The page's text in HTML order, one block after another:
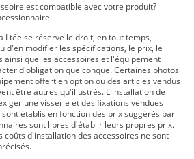
2 1000 SE à DAE 2021
RMAX(MC) 2 1000 R-SPEC 2022
RMAX(MC) 2 1000 Sport 2022
RMAX(MC) 2 1000 SE 2022
RMAX(MC) 2 1000 SPORT 2023
RMAX(MC) 2 1000 R-SPEC 2023
RMAX(MC) 2 1000 LE 2023
RMAX(MC) 2 1000 SE 2023
RMAX(MC) 2 1000 LE 2024
est compatible avec votre produit?
Ltée se réserve le droit, en tout temps,
d'en modifier les spécifications, le prix, le
ainsi que les accessoires et l'équipement
d'obligation quelconque. Certaines photos
offert en option ou des articles vendus
être autres qu'illustrés. L'installation de
une visserie et des fixations vendues
établis en fonction des prix suggérés par
sont libres d'établir leurs propres prix.
coûts d'installation des accessoires ne sont